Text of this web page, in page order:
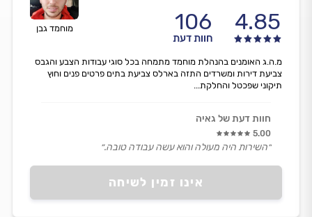
מוחמד גבן 4.85
106
חוות דעת
אינו זמין לשיחה
מ.ה.ג האומנים בהנהלת מוחמד מתמחה בכל סוגי עבודות הצבע והגבס
צביעת דירות ומשרדים התזה בארלס צביעת בתים פרטים פנים וחוץ
תיקוני שפכטל והחלקת...
חוות דעת של גאיה
5.00
״השירות היה מעולה והוא עשה עבודה טובה.״